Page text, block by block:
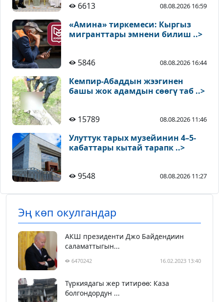
6613 08.08.2026 16:59
«Амина» тиркемеси: Кыргыз
мигранттары эмнени билиш ..>
5846 08.08.2026 16:44
Кемпир-Абаддын жээгинен
башы жок адамдын сөөгү таб ..>
15789 08.08.2026 11:46
Улуттук тарых музейинин 4–5-
кабаттары кытай тарапк ..>
9548 08.08.2026 11:27
Эң көп окулгандар
АКШ президенти Джо Байдендиин
саламаттыгын...
6470242 16.02.2023 13:40
Түркиядагы жер титирөө: Каза
болгондордун ...